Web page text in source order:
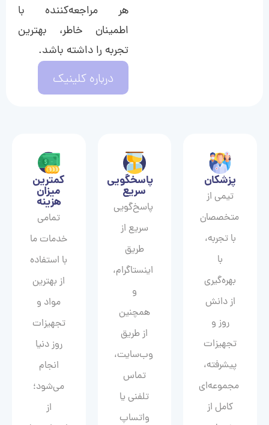
هر مراجعه‌کننده با
اطمینان خاطر، بهترین
تجربه را داشته باشد.
درباره کلینیک
پزشکان
تیمی از
متخصصان
با تجربه،
با
بهره‌گیری
از دانش
روز و
تجهیزات
پیشرفته،
مجموعه‌ای
کامل از
پاسخگویی
سریع
پاسخ‌گویی
سریع از
طریق
اینستاگرام،
و
همچنین
از طریق
وب‌سایت،
تماس
تلفنی یا
واتساپ
کمترین
میزان
هزینه
تمامی
خدمات ما
با استفاده
از بهترین
مواد و
تجهیزات
روز دنیا
انجام
می‌شود؛
از